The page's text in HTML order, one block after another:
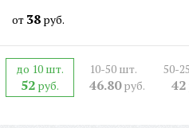
от 38 руб.
до 10 шт.
52руб.
10-50 шт.
46.80руб.
50-
42